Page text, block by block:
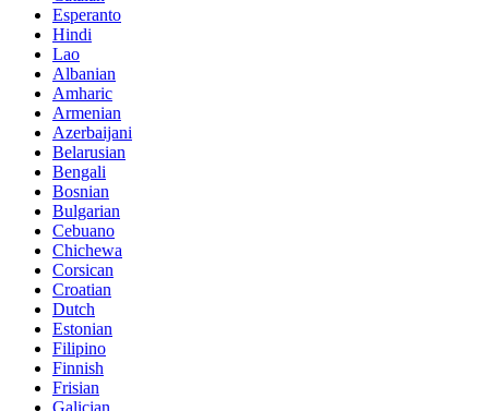
Esperanto
Hindi
Lao
Albanian
Amharic
Armenian
Azerbaijani
Belarusian
Bengali
Bosnian
Bulgarian
Cebuano
Chichewa
Corsican
Croatian
Dutch
Estonian
Filipino
Finnish
Frisian
Galician